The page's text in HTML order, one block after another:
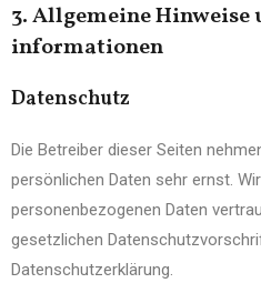
3. Allgemeine
informationen
Datenschutz
Die Betreiber dieser Seiten
persönlichen Daten sehr ernst.
personenbezogenen Daten
gesetzlichen
Datenschutzerklärung.